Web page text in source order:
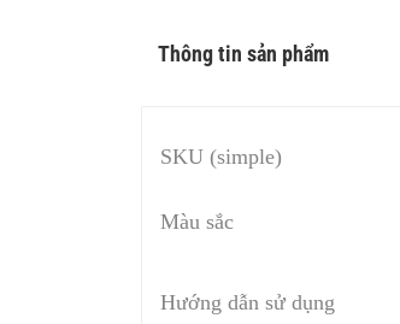
Thông tin sản phẩm
SKU (simple)
Màu sắc
Hướng dẫn sử dụng